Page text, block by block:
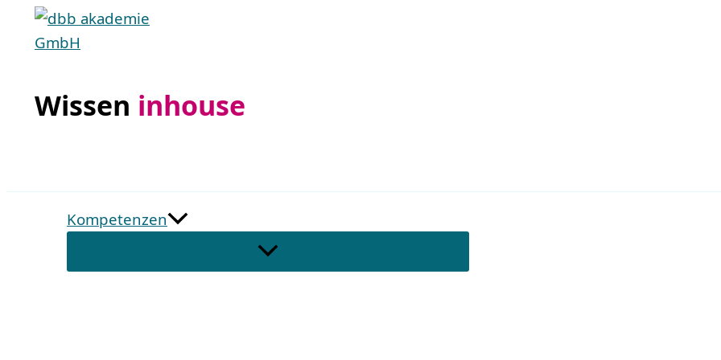
Zum
Inhalt
Wissen inhouse
Kompetenzen